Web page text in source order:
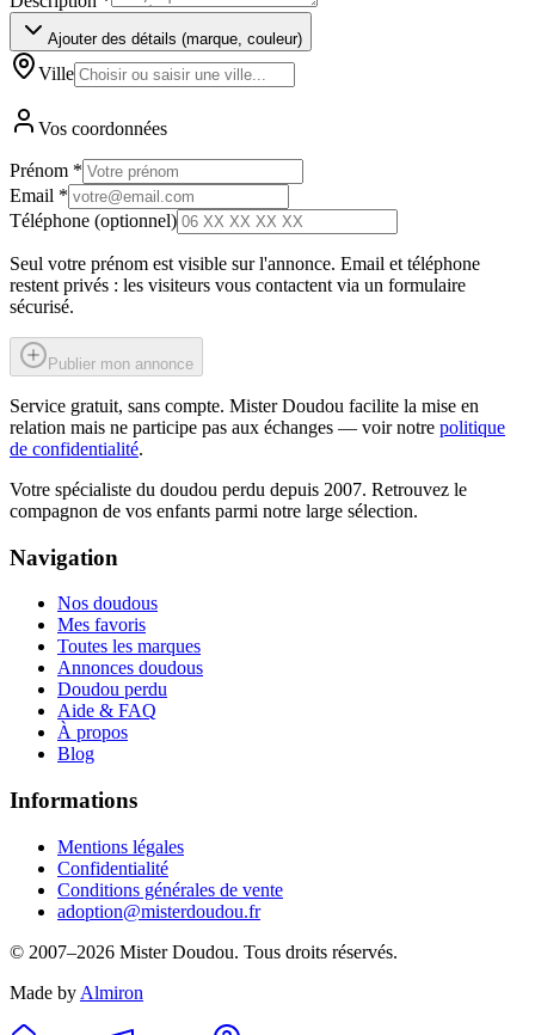
Ajouter des détails (marque, couleur)
Ville
Vos coordonnées
Prénom *
Email *
Téléphone (optionnel)
Seul votre prénom est visible sur l'annonce. Email et téléphone
restent privés : les visiteurs vous contactent via un formulaire
sécurisé.
Publier mon annonce
Service gratuit, sans compte. Mister Doudou facilite la mise en
relation mais ne participe pas aux échanges — voir notre politique
de confidentialité.
Votre spécialiste du doudou perdu depuis 2007. Retrouvez le
compagnon de vos enfants parmi notre large sélection.
Navigation
Nos doudous
Mes favoris
Toutes les marques
Annonces doudous
Doudou perdu
Aide & FAQ
À propos
Blog
Informations
Mentions légales
Confidentialité
Conditions générales de vente
adoption@misterdoudou.fr
© 2007–2026 Mister Doudou. Tous droits réservés.
Made by Almiron